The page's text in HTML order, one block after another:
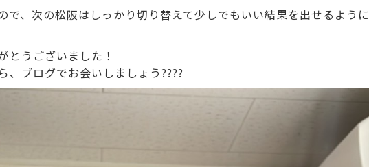
で、次の松阪はしっかり切り替えて少しでもいい結果を出せるように
とうございました！
、ブログでお会いしましょう????